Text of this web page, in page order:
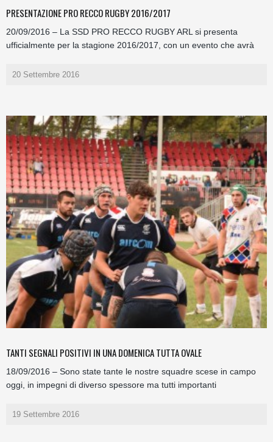
PRESENTAZIONE PRO RECCO RUGBY 2016/2017
20/09/2016 – La SSD PRO RECCO RUGBY ARL si presenta
ufficialmente per la stagione 2016/2017, con un evento che avrà
20 Settembre 2016
TANTI SEGNALI POSITIVI IN UNA DOMENICA TUTTA OVALE
18/09/2016 – Sono state tante le nostre squadre scese in campo
oggi, in impegni di diverso spessore ma tutti importanti
19 Settembre 2016